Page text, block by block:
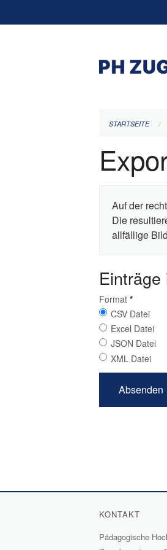
überspringen
STARTSEITE
Auf der
Die
allfällige
Format *
CSV Datei
Excel Datei
JSON Datei
XML Datei
KONTAKT
Pädagogische